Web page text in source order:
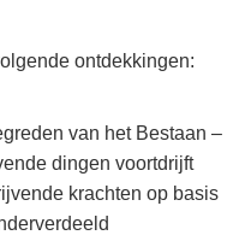
ontdekkingen:
van het Bestaan –
dingen voortdrijft
krachten op basis